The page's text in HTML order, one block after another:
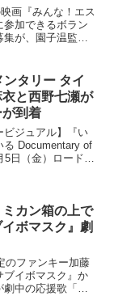
画『みんな！エス
加できるボラン
集が、園子温監督
ィアエキストラ
タリー タイ
衣と西野七瀬が
到着
ビジュアル】『い
る Documentary of
5日（金）ロードシ
カン箱の上で
ボマスク』劇
のファンキー加藤
ブイボマスク』か
劇中の応援歌「春